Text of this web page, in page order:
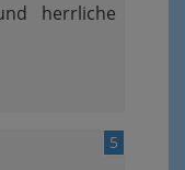
herrliche
5